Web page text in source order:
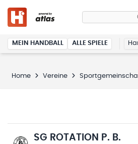
MEIN HANDBALL ALLE SPIELE
Home Vereine Sportgemeinschaft
SG ROTATION P. B.